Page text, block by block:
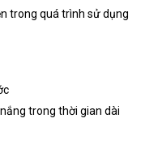
trong quá trình sử dụng
trong thời gian dài